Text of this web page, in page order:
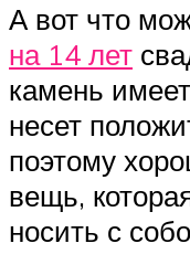
А вот что
на 14 лет
камень
несет
поэтому
вещь,
носить с